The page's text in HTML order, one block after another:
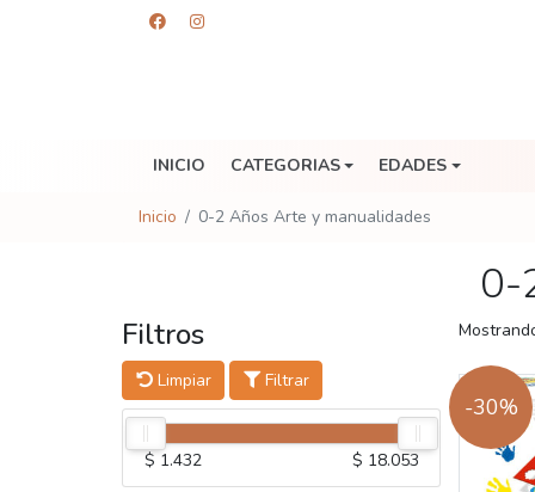
INICIO CATEGORIAS EDADES
Inicio 0-2 Años Arte y manualidades
0-
Filtros
Limpiar Filtrar
$ 1.432 $ 18.053
-30%